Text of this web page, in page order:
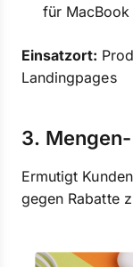
für MacBook
Einsatzort:
Landingpages
3.
Ermutigt
gegen Rabatte